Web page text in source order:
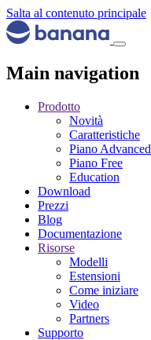
Salta al contenuto principale
Main navigation
Prodotto
Novità
Caratteristiche
Piano Advanced
Piano Free
Education
Download
Prezzi
Blog
Documentazione
Risorse
Modelli
Estensioni
Come iniziare
Video
Partners
Supporto